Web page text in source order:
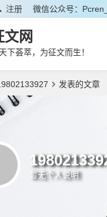
微信公众号：
注册
文网
下荟萃，为征文而生！
发表的文章
暂无个人说明